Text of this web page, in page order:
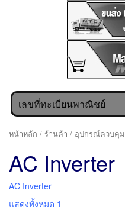
เลขที่ทะเบียนพาณิชย์
หน้าหลัก / ร้านค้า / อุปกรณ์ควบคุม
AC Inverter
AC Inverter
แสดงทั้งหมด 1